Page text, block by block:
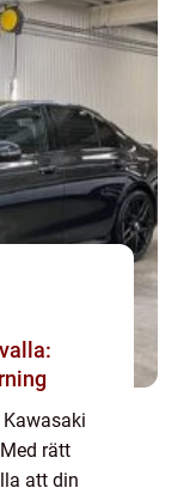
rätt
att din